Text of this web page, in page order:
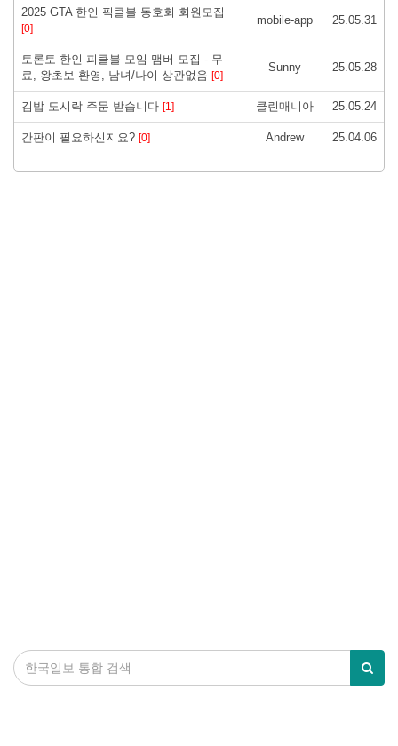
2025 GTA 한인 픽클볼 동호회 회원모집
[0]
mobile-app 25.05.31
토론토 한인 피클볼 모임 맴버 모집 - 무
료, 왕초보 환영, 남녀/나이 상관없음 [0]
Sunny 25.05.28
김밥 도시락 주문 받습니다 [1] 클린매니아 25.05.24
간판이 필요하신지요? [0] Andrew 25.04.06